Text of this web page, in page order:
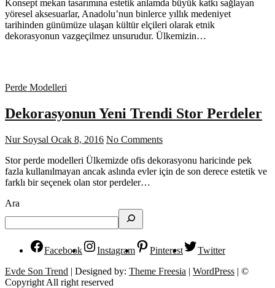
Konsept mekan tasarımına estetik anlamda büyük katkı sağlayan
yöresel aksesuarlar, Anadolu’nun binlerce yıllık medeniyet
tarihinden günümüze ulaşan kültür elçileri olarak etnik
dekorasyonun vazgeçilmez unsurudur. Ülkemizin…
Perde Modelleri
Dekorasyonun Yeni Trendi Stor Perdeler
Nur Soysal Ocak 8, 2016 No Comments
Stor perde modelleri Ülkemizde ofis dekorasyonu haricinde pek
fazla kullanılmayan ancak aslında evler için de son derece estetik ve
farklı bir seçenek olan stor perdeler…
Ara
Facebook Instagram Pinterest
Twitter
Evde Son Trend | Designed by: Theme Freesia | WordPress | ©
Copyright All right reserved